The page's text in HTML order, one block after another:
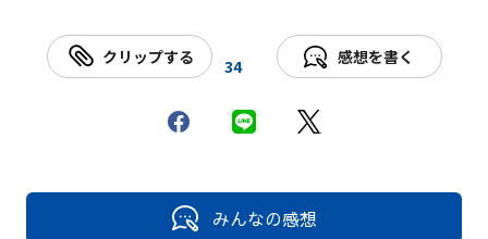
クリップする 34 感想を書く
みんなの感想